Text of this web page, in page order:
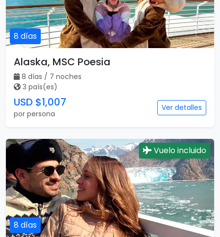
8 días
Alaska, MSC Poesia
8 días / 7 noches
3 país(es)
USD $1,007
por persona
Ver detalles
8 días
Vuelo incluido